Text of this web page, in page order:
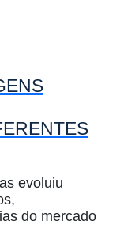
evoluiu
do mercado